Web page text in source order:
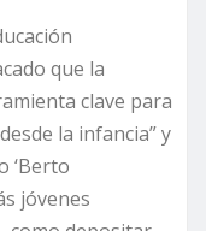
que la
clave para
la infancia” y
‘Berto
jóvenes